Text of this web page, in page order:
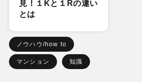
見！１Kと１Rの違い
とは
ノウハウ/how to
マンション 知識